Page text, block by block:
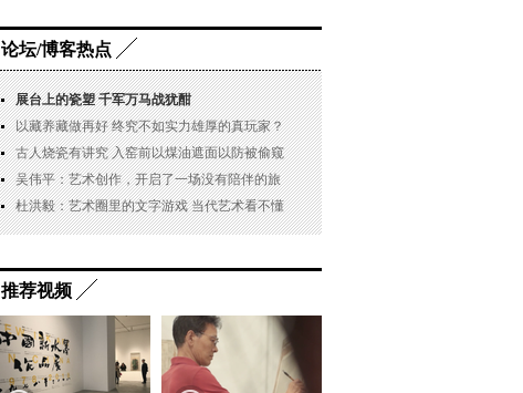
论坛/博客热点
展台上的瓷塑 千军万马战犹酣
以藏养藏做再好 终究不如实力雄厚的真玩家？
古人烧瓷有讲究 入窑前以煤油遮面以防被偷窥
吴伟平：艺术创作，开启了一场没有陪伴的旅
杜洪毅：艺术圈里的文字游戏 当代艺术看不懂
推荐视频